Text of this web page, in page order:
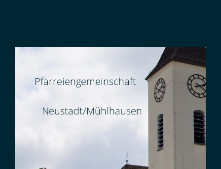
Pfarreiengemeinschaft
Neustadt/Mühlhausen